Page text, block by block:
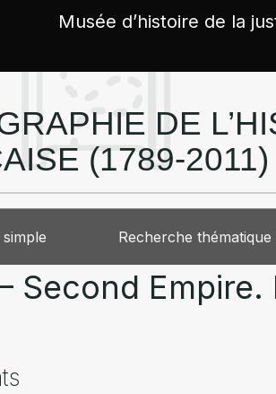
Musée d’histoire de la
DE
(1789-2011)
Recherche thématique
Empire.
des cookies